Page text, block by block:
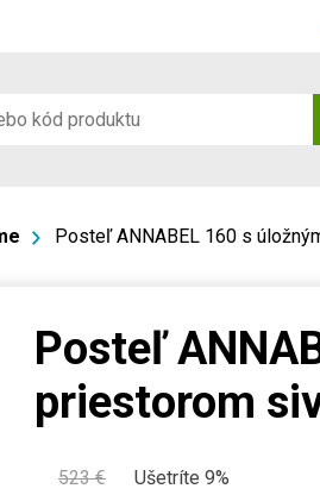
Posteľ ANNABEL 160 s
Posteľ
priestorom
523€ Ušetríte 9%